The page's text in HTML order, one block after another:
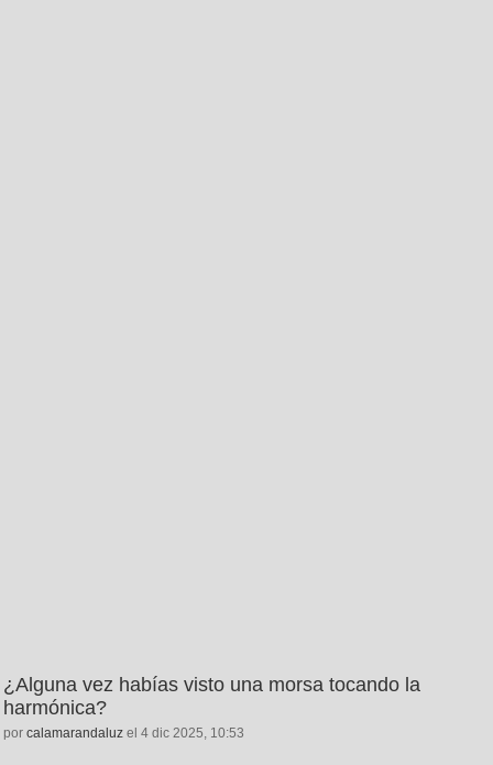
¿Alguna vez habías visto una morsa tocando la
harmónica?
por calamarandaluz el 4 dic 2025, 10:53